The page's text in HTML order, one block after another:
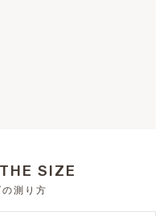
SIZE
測り方